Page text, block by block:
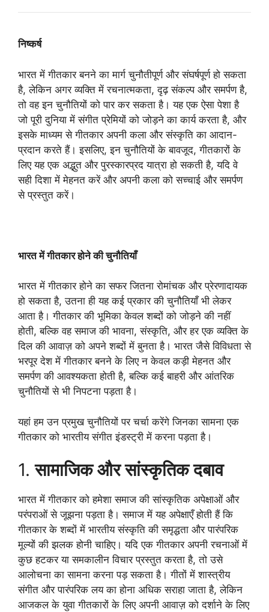
निष्कर्ष
भारत में गीतकार बनने का मार्ग चुनौतीपूर्ण और संघर्षपूर्ण हो सकता
है, लेकिन अगर व्यक्ति में रचनात्मकता, दृढ़ संकल्प और समर्पण है,
तो वह इन चुनौतियों को पार कर सकता है। यह एक ऐसा पेशा है
जो पूरी दुनिया में संगीत प्रेमियों को जोड़ने का कार्य करता है, और
इसके माध्यम से गीतकार अपनी कला और संस्कृति का आदान-
प्रदान करते हैं। इसलिए, इन चुनौतियों के बावजूद, गीतकारों के
लिए यह एक अद्भुत और पुरस्कारप्रद यात्रा हो सकती है, यदि वे
सही दिशा में मेहनत करें और अपनी कला को सच्चाई और समर्पण
से प्रस्तुत करें।
भारत में गीतकार होने की चुनौतियाँ
भारत में गीतकार होने का सफर जितना रोमांचक और प्रेरणादायक
हो सकता है, उतना ही यह कई प्रकार की चुनौतियाँ भी लेकर
आता है। गीतकार की भूमिका केवल शब्दों को जोड़ने की नहीं
होती, बल्कि वह समाज की भावना, संस्कृति, और हर एक व्यक्ति के
दिल की आवाज़ को अपने शब्दों में बुनता है। भारत जैसे विविधता से
भरपूर देश में गीतकार बनने के लिए न केवल कड़ी मेहनत और
समर्पण की आवश्यकता होती है, बल्कि कई बाहरी और आंतरिक
चुनौतियों से भी निपटना पड़ता है।
यहां हम उन प्रमुख चुनौतियों पर चर्चा करेंगे जिनका सामना एक
गीतकार को भारतीय संगीत इंडस्ट्री में करना पड़ता है।
1.सामाजिक और सांस्कृतिक दबाव
भारत में गीतकार को हमेशा समाज की सांस्कृतिक अपेक्षाओं और
परंपराओं से जूझना पड़ता है। समाज में यह अपेक्षाएँ होती हैं कि
गीतकार के शब्दों में भारतीय संस्कृति की समृद्धता और पारंपरिक
मूल्यों की झलक होनी चाहिए। यदि एक गीतकार अपनी रचनाओं में
कुछ हटकर या समकालीन विचार प्रस्तुत करता है, तो उसे
आलोचना का सामना करना पड़ सकता है। गीतों में शास्त्रीय
संगीत और पारंपरिक लय का होना अधिक सराहा जाता है, लेकिन
आजकल के युवा गीतकारों के लिए अपनी आवाज़ को दर्शाने के लिए